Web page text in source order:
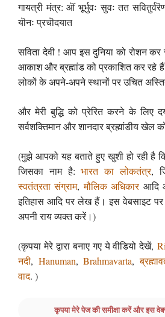
गायत्री मंत्र: ऒं भूर्भुवः सुवः तत
यॊनः प्रचॊदयात
सविता देवी ! आप इस दुनिया को रोशन
आकाश और ब्रह्मांड को प्रकाशित कर रहे
लोकों के अपने-अपने स्थानों पर उचित
और मेरी बुद्धि को प्रेरित करने के लिए
सर्वशक्तिमान और शानदार ब्रह्मांडीय खेल
(मुझे आपको यह बताते हुए खुशी हो रही है
जिसका नाम है:भारत का लोकतंत्र,
स्वतंत्रता संग्राम,मौलिक अधिकार आदि
इतिहास आदि पर लेख हैं। इस वेबसाइट
अपनी राय व्यक्त करें।)
(कृपया मेरे द्वारा बनाए गए ये वीडियो देखें,
नदी, Hanuman,Brahmavarta,
वाद. )
कृपया मेरे पेज की समीक्षा करें और इस